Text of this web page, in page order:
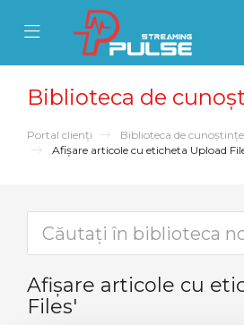
Mobile Menu
Mobile Menu
Biblioteca de
Portal clienți
Biblioteca de cunoștințe
Afișare articole cu eticheta Upload
Afișare articole cu
Files'